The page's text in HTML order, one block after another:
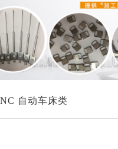
自动车床类